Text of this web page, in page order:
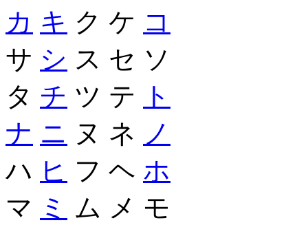
カ キ ク ケ コ
サ シ ス セ ソ
タ チ ツ テ
ト
ナ ニ ヌ ネ ノ
ハ ヒ フ ヘ ホ
マ ミ ム メ モ